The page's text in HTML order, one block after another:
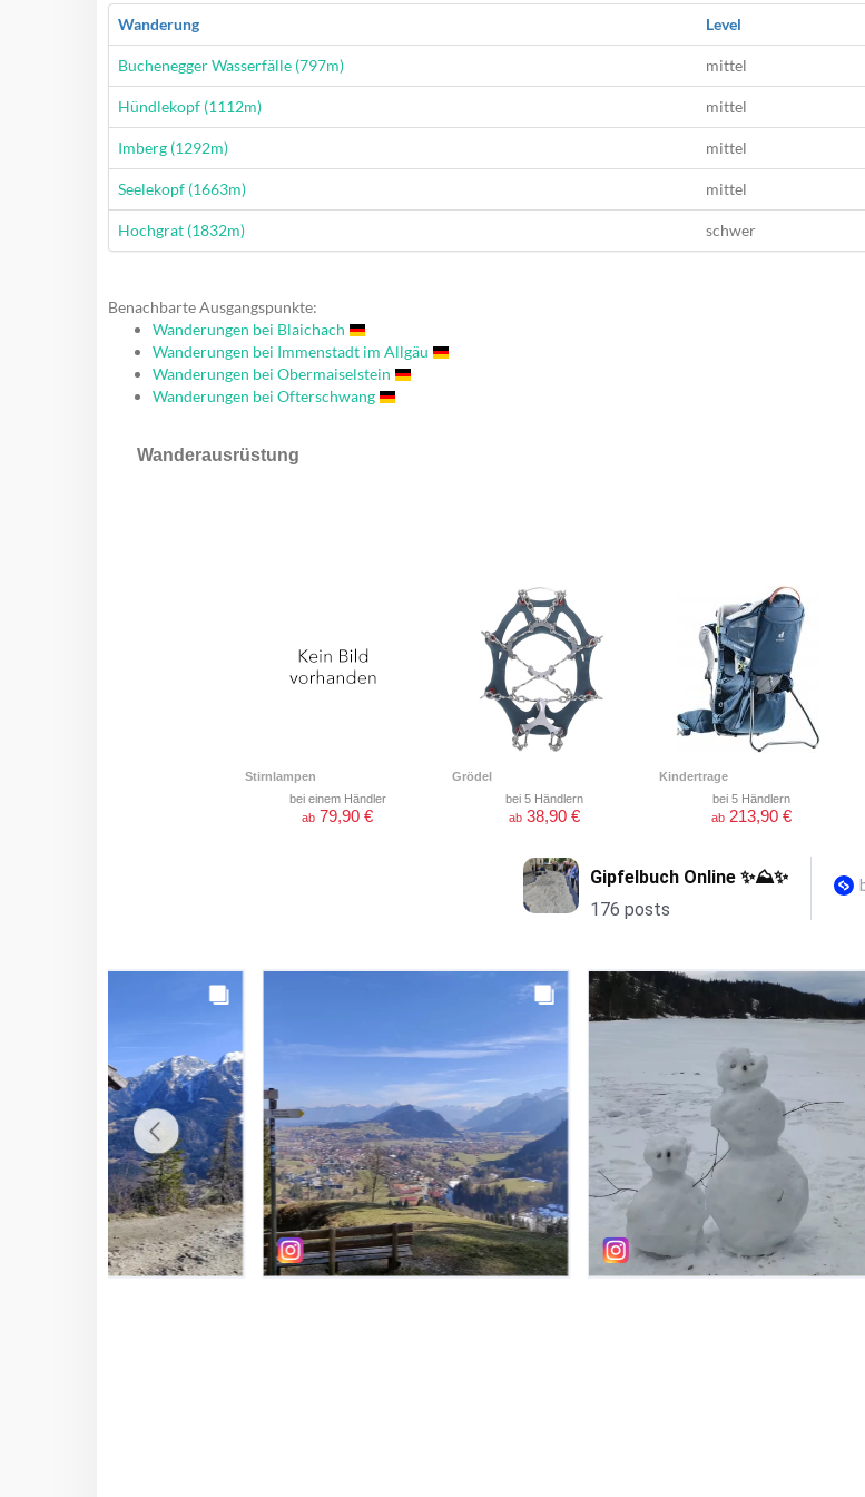
Wanderung Level
Wanderung
Buchenegger Wasserfälle (797m) mittel
Wanderung
Hündlekopf (1112m) mittel
Wanderung
Imberg (1292m) mittel
Wanderung
Seelekopf (1663m) mittel
Wanderung
Hochgrat (1832m) schwer
Benachbarte Ausgangspunkte:
Wanderungen bei Blaichach
Wanderungen bei Immenstadt im Allgäu
Wanderungen bei Obermaiselstein
Wanderungen bei Ofterschwang
Wanderausrüstung
Stirnlampen
bei einem Händler
ab 79,90 €
Grödel
bei 5 Händlern
ab 38,90 €
Kindertrage
bei 5 Händlern
ab 213,90 €